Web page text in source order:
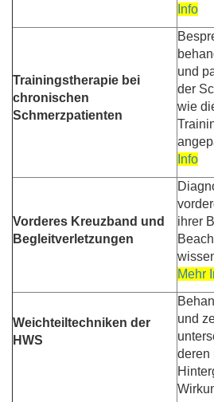
Info
Trainingstherapie bei
chronischen
Schmerzpatienten
und
der
wie
Info
Vorderes Kreuzband und
Begleitverletzungen
ihrer
Mehr
Weichteiltechniken der
HWS
und
deren